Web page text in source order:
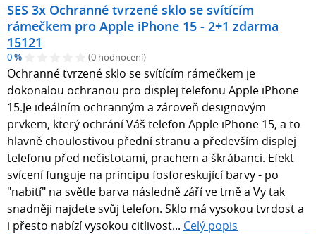
SES 3x Ochranné tvrzené sklo se svítícím
rámečkem pro Apple iPhone 15 - 2+1 zdarma
15121
0 % (0 hodnocení)
Ochranné tvrzené sklo se svítícím rámečkem je
dokonalou ochranou pro displej telefonu Apple iPhone
15.Je ideálním ochranným a zároveň designovým
prvkem, který ochrání Váš telefon Apple iPhone 15, a to
hlavně choulostivou přední stranu a především displej
telefonu před nečistotami, prachem a škrábanci. Efekt
svícení funguje na principu fosforeskující barvy - po
"nabití" na světle barva následně září ve tmě a Vy tak
snadněji najdete svůj telefon. Sklo má vysokou tvrdost a
i přesto nabízí vysokou citlivost... Celý popis